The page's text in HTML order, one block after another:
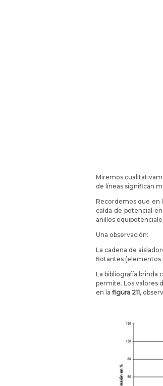
Miremos
de líneas significan
Recordemos que en
caída de potencial
anillos
Una observación:
La cadena de
flotantes (elementos
La bibliografía brinda
permite. Los valores
en la figura 211,